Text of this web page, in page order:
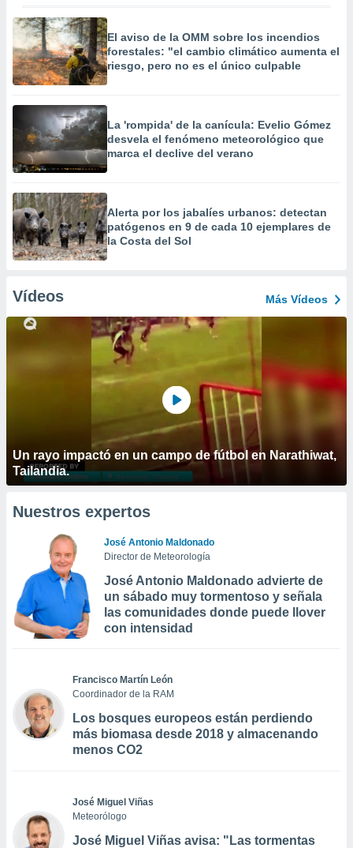
El aviso de la OMM sobre los incendios
forestales: "el cambio climático aumenta el
riesgo, pero no es el único culpable
La 'rompida' de la canícula: Evelio Gómez
desvela el fenómeno meteorológico que
marca el declive del verano
Alerta por los jabalíes urbanos: detectan
patógenos en 9 de cada 10 ejemplares de
la Costa del Sol
Vídeos Más Vídeos
Un rayo impactó en un campo de fútbol en Narathiwat,
Tailandia.
Nuestros expertos
José Antonio Maldonado
Director de Meteorología
José Antonio Maldonado advierte de
un sábado muy tormentoso y señala
las comunidades donde puede llover
con intensidad
Francisco Martín León
Coordinador de la RAM
Los bosques europeos están perdiendo
más biomasa desde 2018 y almacenando
menos CO2
José Miguel Viñas
Meteorólogo
José Miguel Viñas avisa: "Las tormentas